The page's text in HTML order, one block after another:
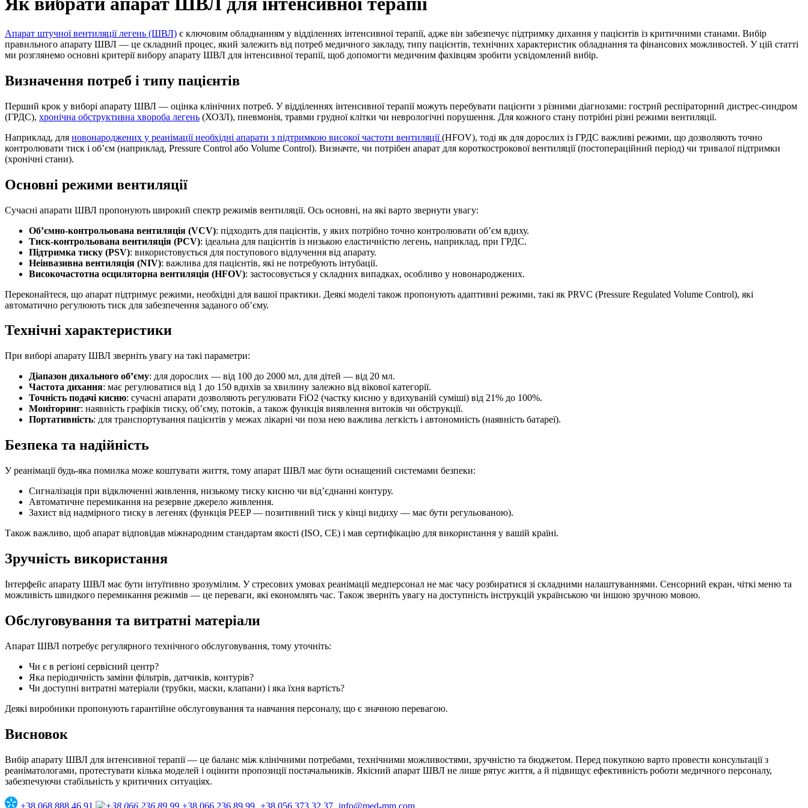
Апарат штучної вентиляції легень (ШВЛ) є ключовим обладнанням у відділеннях інтенсивної терапії, адже він забезпечує підтримку дихання у пацієнтів із критичними станами. Вибір
правильного апарату ШВЛ — це складний процес, який залежить від потреб медичного закладу, типу пацієнтів, технічних характеристик обладнання та фінансових можливостей. У цій статті
ми розглянемо основні критерії вибору апарату ШВЛ для інтенсивної терапії, щоб допомогти медичним фахівцям зробити усвідомлений вибір.
Визначення потреб і типу пацієнтів
Перший крок у виборі апарату ШВЛ — оцінка клінічних потреб. У відділеннях інтенсивної терапії можуть перебувати пацієнти з різними діагнозами: гострий респіраторний дистрес-синдром
(ГРДС), хронічна обструктивна хвороба легень (ХОЗЛ), пневмонія, травми грудної клітки чи неврологічні порушення. Для кожного стану потрібні різні режими вентиляції.
Наприклад, для новонароджених у реанімації необхідні апарати з підтримкою високої частоти вентиляції(HFOV), тоді як для дорослих із ГРДС важливі режими, що дозволяють точно
контролювати тиск і об’єм (наприклад, Pressure Control або Volume Control). Визначте, чи потрібен апарат для короткострокової вентиляції (постопераційний період) чи тривалої підтримки
(хронічні стани).
Основні режими вентиляції
Сучасні апарати ШВЛ пропонують широкий спектр режимів вентиляції. Ось основні, на які варто звернути увагу:
Об’ємно-контрольована вентиляція (VCV): підходить для пацієнтів, у яких потрібно точно контролювати об’єм вдиху.
Тиск-контрольована вентиляція (PCV): ідеальна для пацієнтів із низькою еластичністю легень, наприклад, при ГРДС.
Підтримка тиску (PSV): використовується для поступового відлучення від апарату.
Неінвазивна вентиляція (NIV): важлива для пацієнтів, які не потребують інтубації.
Високочастотна осциляторна вентиляція (HFOV): застосовується у складних випадках, особливо у новонароджених.
Переконайтеся, що апарат підтримує режими, необхідні для вашої практики. Деякі моделі також пропонують адаптивні режими, такі як PRVC (Pressure Regulated Volume Control), які
автоматично регулюють тиск для забезпечення заданого об’єму.
Технічні характеристики
При виборі апарату ШВЛ зверніть увагу на такі параметри:
Діапазон дихального об’єму: для дорослих — від 100 до 2000 мл, для дітей — від 20 мл.
Частота дихання: має регулюватися від 1 до 150 вдихів за хвилину залежно від вікової категорії.
Точність подачі кисню: сучасні апарати дозволяють регулювати FiO2 (частку кисню у вдихуваній суміші) від 21% до 100%.
Моніторинг: наявність графіків тиску, об’єму, потоків, а також функція виявлення витоків чи обструкції.
Портативність: для транспортування пацієнтів у межах лікарні чи поза нею важлива легкість і автономність (наявність батареї).
Безпека та надійність
У реанімації будь-яка помилка може коштувати життя, тому апарат ШВЛ має бути оснащений системами безпеки:
Сигналізація при відключенні живлення, низькому тиску кисню чи від’єднанні контуру.
Автоматичне перемикання на резервне джерело живлення.
Захист від надмірного тиску в легенях (функція PEEP — позитивний тиск у кінці видиху — має бути регульованою).
Також важливо, щоб апарат відповідав міжнародним стандартам якості (ISO, CE) і мав сертифікацію для використання у вашій країні.
Зручність використання
Інтерфейс апарату ШВЛ має бути інтуїтивно зрозумілим. У стресових умовах реанімації медперсонал не має часу розбиратися зі складними налаштуваннями. Сенсорний екран, чіткі меню та
можливість швидкого перемикання режимів — це переваги, які економлять час. Також зверніть увагу на доступність інструкцій українською чи іншою зручною мовою.
Обслуговування та витратні матеріали
Апарат ШВЛ потребує регулярного технічного обслуговування, тому уточніть:
Чи є в регіоні сервісний центр?
Яка періодичність заміни фільтрів, датчиків, контурів?
Чи доступні витратні матеріали (трубки, маски, клапани) і яка їхня вартість?
Деякі виробники пропонують гарантійне обслуговування та навчання персоналу, що є значною перевагою.
Висновок
Вибір апарату ШВЛ для інтенсивної терапії — це баланс між клінічними потребами, технічними можливостями, зручністю та бюджетом. Перед покупкою варто провести консультації з
реаніматологами, протестувати кілька моделей і оцінити пропозиції постачальників. Якісний апарат ШВЛ не лише рятує життя, а й підвищує ефективність роботи медичного персоналу,
забезпечуючи стабільність у критичних ситуаціях.
+38 068 888 46 91 +38 066 236 89 99 +38 056 373 32 37 info@med-mm.com